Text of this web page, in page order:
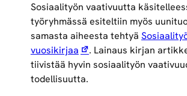
Sosiaalityön vaativuutta
työryhmässä esiteltiin myös
samasta aiheesta tehtyä
vuosikirjaa
. Lainaus kirjan
tiivistää hyvin sosiaalityön
todellisuutta.